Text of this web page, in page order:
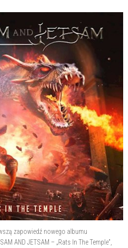
zapowiedź nowego albumu
AND JETSAM – „Rats In The Temple”,